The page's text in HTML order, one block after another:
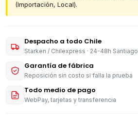
(Importación, Local).
Despacho a todo Chile
Starken / Chilexpress · 24-48h Santiago
Garantía de fábrica
Reposición sin costo si falla la prueba
Todo medio de pago
WebPay, tarjetas y transferencia